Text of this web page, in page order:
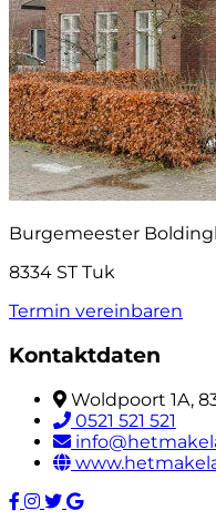
Burgemeester
8334 ST Tuk
Termin vereinbaren
Kontaktdaten
Woldpoort 1A,
0521 521 521